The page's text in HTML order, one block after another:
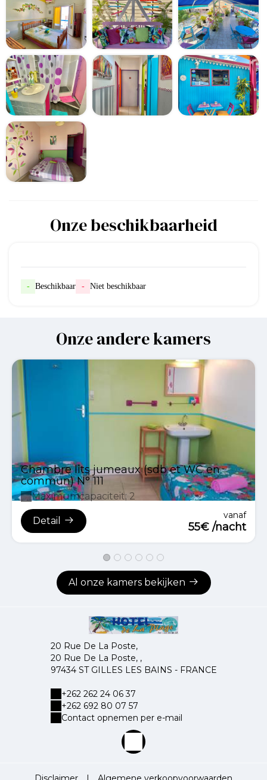
Onze beschikbaarheid
- Beschikbaar - Niet beschikbaar
Onze andere kamers
Chambre lits jumeaux (sdb et WC en
commun) N° 111
Maximumcapaciteit: 2
Detail
vanaf
55€ /nacht
Al onze kamers bekijken
20 Rue De La Poste,
20 Rue De La Poste, ,
97434 ST GILLES LES BAINS - FRANCE
+262 262 24 06 37
+262 692 80 07 57
Contact opnemen per e-mail